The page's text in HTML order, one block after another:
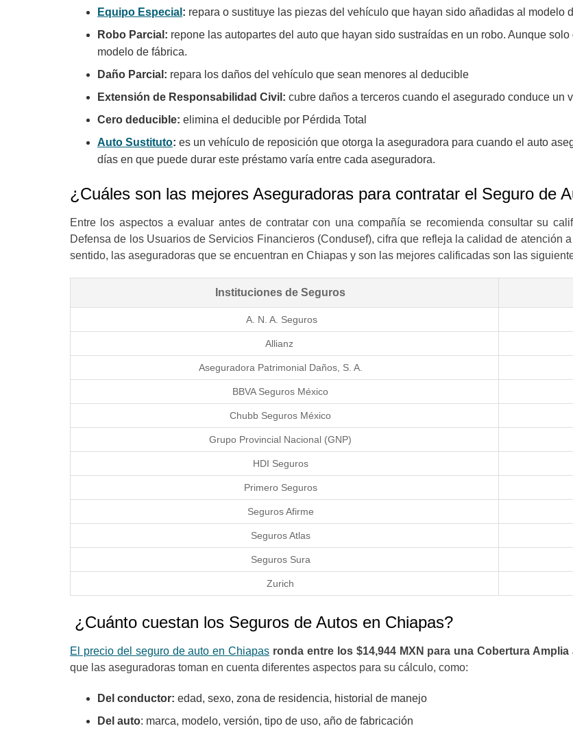
Equipo Especial : repara o sustituye las piezas del vehículo que hayan sido añadidas al modelo
Robo Parcial: repone las autopartes del auto que hayan sido sustraídas en un robo. Aunque
modelo de fábrica.
Daño Parcial: repara los daños del vehículo que sean menores al deducible
Extensión de Responsabilidad Civil: cubre daños a terceros cuando el asegurado conduce un
Cero deducible: elimina el deducible por Pérdida Total
Auto Sustituto: es un vehículo de reposición que otorga la aseguradora para cuando el auto
días en que puede durar este préstamo varía entre cada aseguradora.
¿Cuáles son las mejores Aseguradoras para contratar el Seguro de
Entre los aspectos a evaluar antes de contratar con una compañía se recomienda consultar su
Defensa de los Usuarios de Servicios Financieros (Condusef), cifra que refleja la calidad de atención
sentido, las aseguradoras que se encuentran en Chiapas y son las mejores calificadas son las
Instituciones de Seguros
A. N. A. Seguros
Allianz
Aseguradora Patrimonial Daños, S. A.
BBVA Seguros México
Chubb Seguros México
Grupo Provincial Nacional (GNP)
HDI Seguros
Primero Seguros
Seguros Afirme
Seguros Atlas
Seguros Sura
Zurich
¿Cuánto cuestan los Seguros de Autos en Chiapas?
El precio del seguro de auto en Chiapas ronda entre los $14,944 MXN para una Cobertura Amplia
que las aseguradoras toman en cuenta diferentes aspectos para su cálculo, como:
Del conductor: edad, sexo, zona de residencia, historial de manejo
Del auto: marca, modelo, versión, tipo de uso, año de fabricación